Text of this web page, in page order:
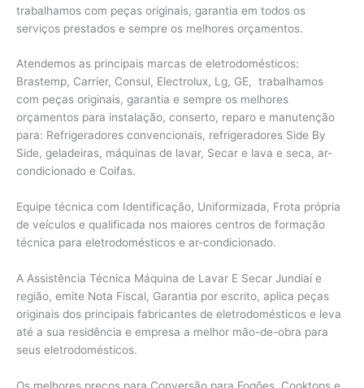
trabalhamos com peças originais, garantia em todos os
serviços prestados e sempre os melhores orçamentos.
Atendemos as principais marcas de eletrodomésticos:
Brastemp, Carrier, Consul, Electrolux, Lg, GE, trabalhamos
com peças originais, garantia e sempre os melhores
orçamentos para instalação, conserto, reparo e manutenção
para: Refrigeradores convencionais, refrigeradores Side By
Side, geladeiras, máquinas de lavar, Secar e lava e seca, ar-
condicionado e Coifas.
Equipe técnica com Identificação, Uniformizada, Frota própria
de veículos e qualificada nos maiores centros de formação
técnica para eletrodomésticos e ar-condicionado.
A Assistência Técnica Máquina de Lavar E Secar Jundiaí e
região, emite Nota Fiscal, Garantia por escrito, aplica peças
originais dos principais fabricantes de eletrodomésticos e leva
até a sua residência e empresa a melhor mão-de-obra para
seus eletrodomésticos.